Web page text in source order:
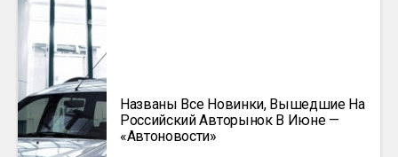
Названы Все Новинки, Вышедшие На
Российский Авторынок В Июне —
«Автоновости»